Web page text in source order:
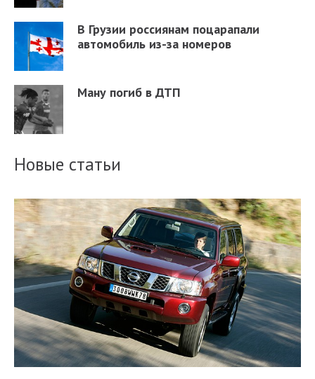
В Грузии россиянам поцарапали
автомобиль из-за номеров
Ману погиб в ДТП
Новые статьи